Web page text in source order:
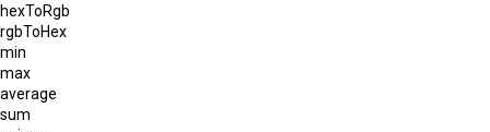
hexToRgb
rgbToHex
min
max
average
sum